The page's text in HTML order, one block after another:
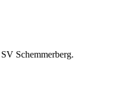
Schemmerberg.